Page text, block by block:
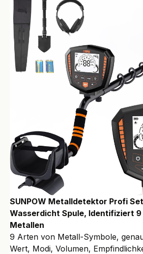
SUNPOW Metalldetektor Profi
Wasserdicht Spule, Identifiziert 9
Metallen
9 Arten von Metall-Symbole,
Wert, Modi, Volumen,